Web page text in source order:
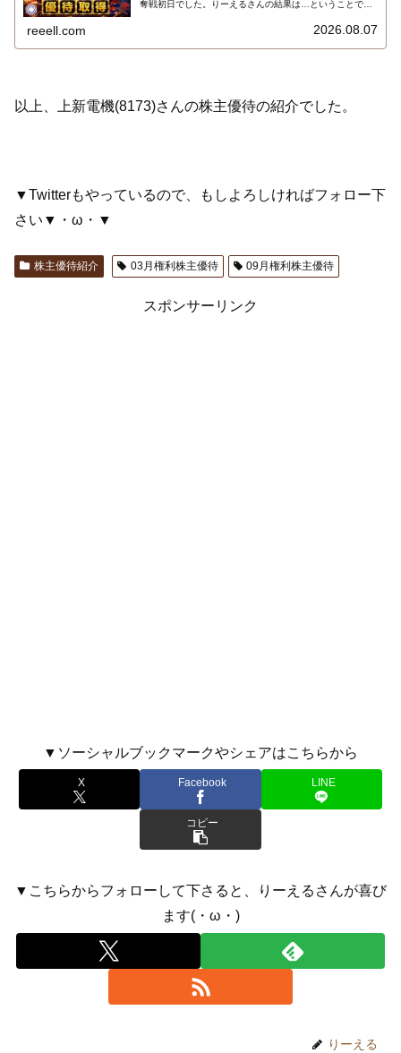
奪戦初日でした。りーえるさんの結果は…ということで、
含む）を報告します。最新の取得状況はこちらです…
reeell.com 2026.08.07
以上、上新電機(8173)さんの株主優待の紹介でした。
▼Twitterもやっているので、もしよろしければフォロー下
さい▼・ω・▼
株主優待紹介 03月権利株主優待 09月権利株主優待
スポンサーリンク
▼ソーシャルブックマークやシェアはこちらから
X Facebook LINE
コピー
▼こちらからフォローして下さると、りーえるさんが喜び
ます(・ω・)
りーえる